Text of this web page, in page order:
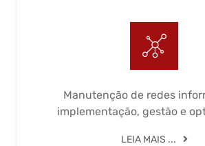
Manutenção de redes
implementação, gestão e
LEIA MAIS ...